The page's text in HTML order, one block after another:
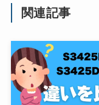
関連記事